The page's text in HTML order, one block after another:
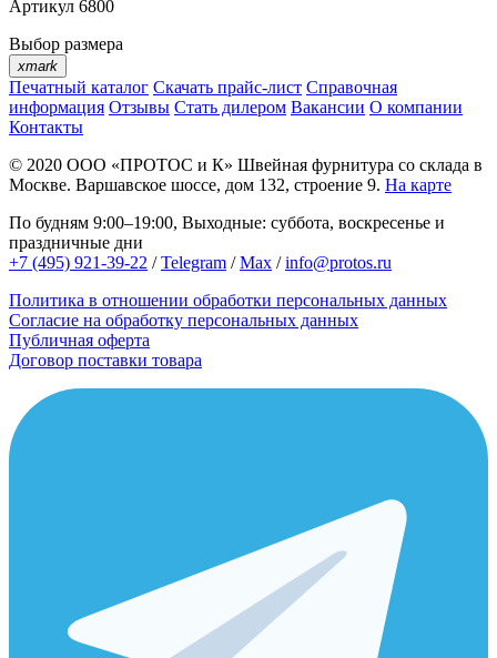
Артикул 6800
Выбор размера
xmark
Печатный каталог Скачать прайс-лист Справочная
информация Отзывы Стать дилером Вакансии О компании
Контакты
© 2020 ООО «ПРОТОС и К» Швейная фурнитура со склада в
Москве. Варшавское шоссе, дом 132, строение 9. На карте
По будням 9:00–19:00, Выходные: суббота, воскресенье и
праздничные дни
+7 (495) 921-39-22 /Telegram /Max /info@protos.ru
Политика в отношении обработки персональных данных
Согласие на обработку персональных данных
Публичная оферта
Договор поставки товара